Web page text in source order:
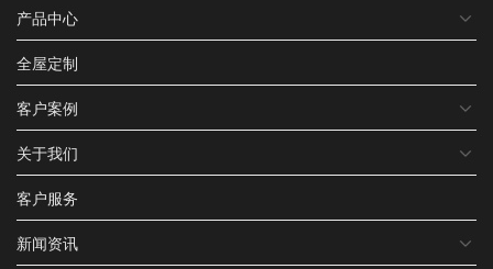
产品中心
全屋定制
客户案例
关于我们
客户服务
新闻资讯